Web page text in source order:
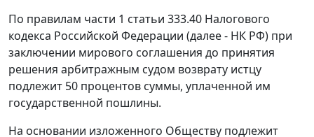
По правилам части 1 статьи 333.40 Налогового
кодекса Российской Федерации (далее - НК РФ) при
заключении мирового соглашения до принятия
решения арбитражным судом возврату истцу
подлежит 50 процентов суммы, уплаченной им
государственной пошлины.
На основании изложенного Обществу подлежит